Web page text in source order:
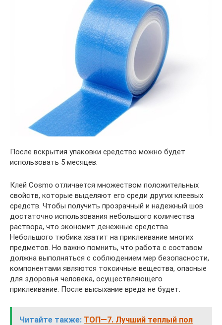
После вскрытия упаковки средство можно будет
использовать 5 месяцев.
Клей Cosmo отличается множеством положительных
свойств, которые выделяют его среди других клеевых
средств. Чтобы получить прозрачный и надежный шов
достаточно использования небольшого количества
раствора, что экономит денежные средства.
Небольшого тюбика хватит на приклеивание многих
предметов. Но важно помнить, что работа с составом
должна выполняться с соблюдением мер безопасности,
компонентами являются токсичные вещества, опасные
для здоровья человека, осуществляющего
приклеивание. После высыхание вреда не будет.
Читайте также: ТОП—7. Лучший теплый пол